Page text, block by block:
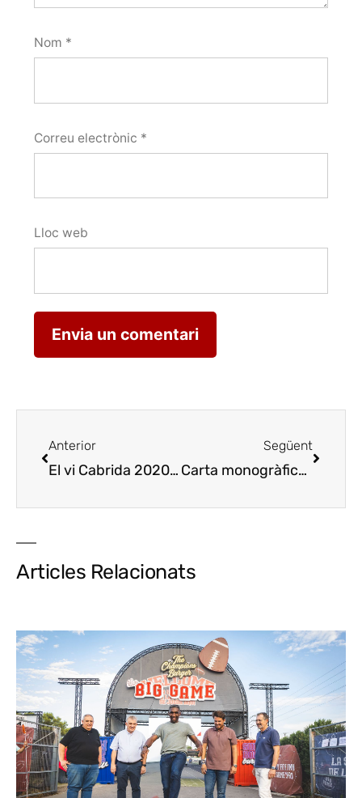
Nom *
Correu electrònic *
Lloc web
Anterior
El vi Cabrida 2020 i l’escumós Josep Coca 2015, millors vins de Catalunya 2022
Següent
Carta monogràfica amb 50 vins Costers del Segre a L’Espurna
Articles Relacionats